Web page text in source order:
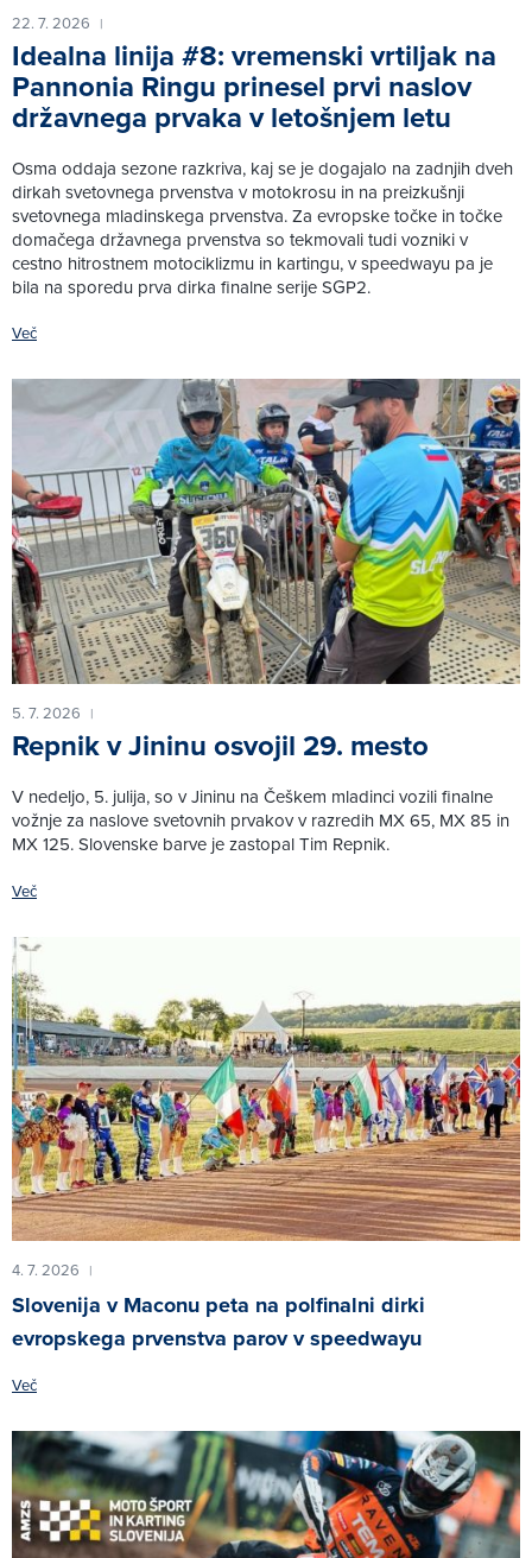
22. 7. 2026 |
Idealna linija #8: vremenski vrtiljak na
Pannonia Ringu prinesel prvi naslov
državnega prvaka v letošnjem letu
Osma oddaja sezone razkriva, kaj se je dogajalo na zadnjih dveh
dirkah svetovnega prvenstva v motokrosu in na preizkušnji
svetovnega mladinskega prvenstva. Za evropske točke in točke
domačega državnega prvenstva so tekmovali tudi vozniki v
cestno hitrostnem motociklizmu in kartingu, v speedwayu pa je
bila na sporedu prva dirka finalne serije SGP2.
Več
5. 7. 2026 |
Repnik v Jininu osvojil 29. mesto
V nedeljo, 5. julija, so v Jininu na Češkem mladinci vozili finalne
vožnje za naslove svetovnih prvakov v razredih MX 65, MX 85 in
MX 125. Slovenske barve je zastopal Tim Repnik.
Več
4. 7. 2026 |
Slovenija v Maconu peta na polfinalni dirki
evropskega prvenstva parov v speedwayu
Več